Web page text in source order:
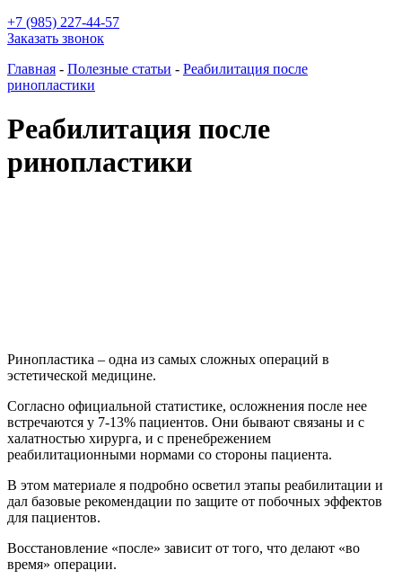
+7 (985) 227-44-57
Заказать звонок
Главная - Полезные статьи - Реабилитация после
ринопластики
Реабилитация после
ринопластики
Ринопластика – одна из самых сложных операций в
эстетической медицине.
Согласно официальной статистике, осложнения после нее
встречаются у 7-13% пациентов. Они бывают связаны и с
халатностью хирурга, и с пренебрежением
реабилитационными нормами со стороны пациента.
В этом материале я подробно осветил этапы реабилитации и
дал базовые рекомендации по защите от побочных эффектов
для пациентов.
Восстановление «после» зависит от того, что делают «во
время» операции.